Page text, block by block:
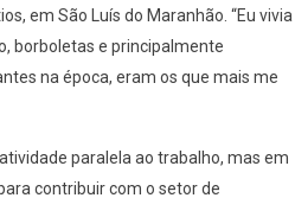
em São Luís do Maranhão. “Eu vivia
borboletas e principalmente
na época, eram os que mais me
paralela ao trabalho, mas em
contribuir com o setor de